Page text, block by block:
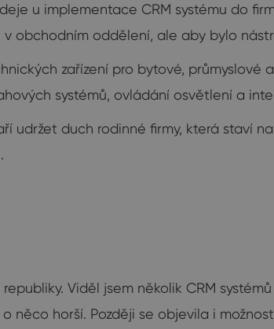
u implementace CRM systému do
obchodním oddělení, ale aby bylo
zařízení pro bytové, průmyslové
systémů, ovládání osvětlení a
udržet duch rodinné firmy, která staví
Viděl jsem několik CRM
něco horší. Později se objevila i